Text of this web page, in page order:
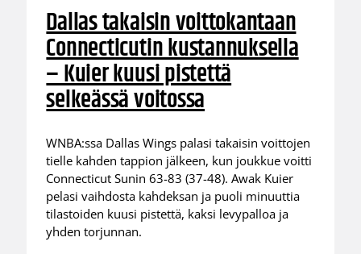
Dallas takaisin voittokantaan
Connecticutin kustannuksella
– Kuier kuusi pistettä
selkeässä voitossa
WNBA:ssa Dallas Wings palasi takaisin voittojen
tielle kahden tappion jälkeen, kun joukkue voitti
Connecticut Sunin 63-83 (37-48). Awak Kuier
pelasi vaihdosta kahdeksan ja puoli minuuttia
tilastoiden kuusi pistettä, kaksi levypalloa ja
yhden torjunnan.